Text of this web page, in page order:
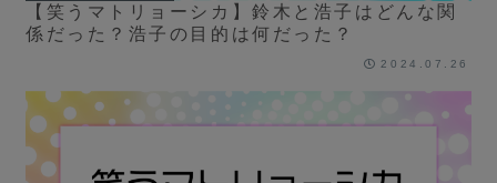
【笑うマトリョーシカ】鈴木と浩子はどんな関
係だった？浩子の目的は何だった？
2024.07.26